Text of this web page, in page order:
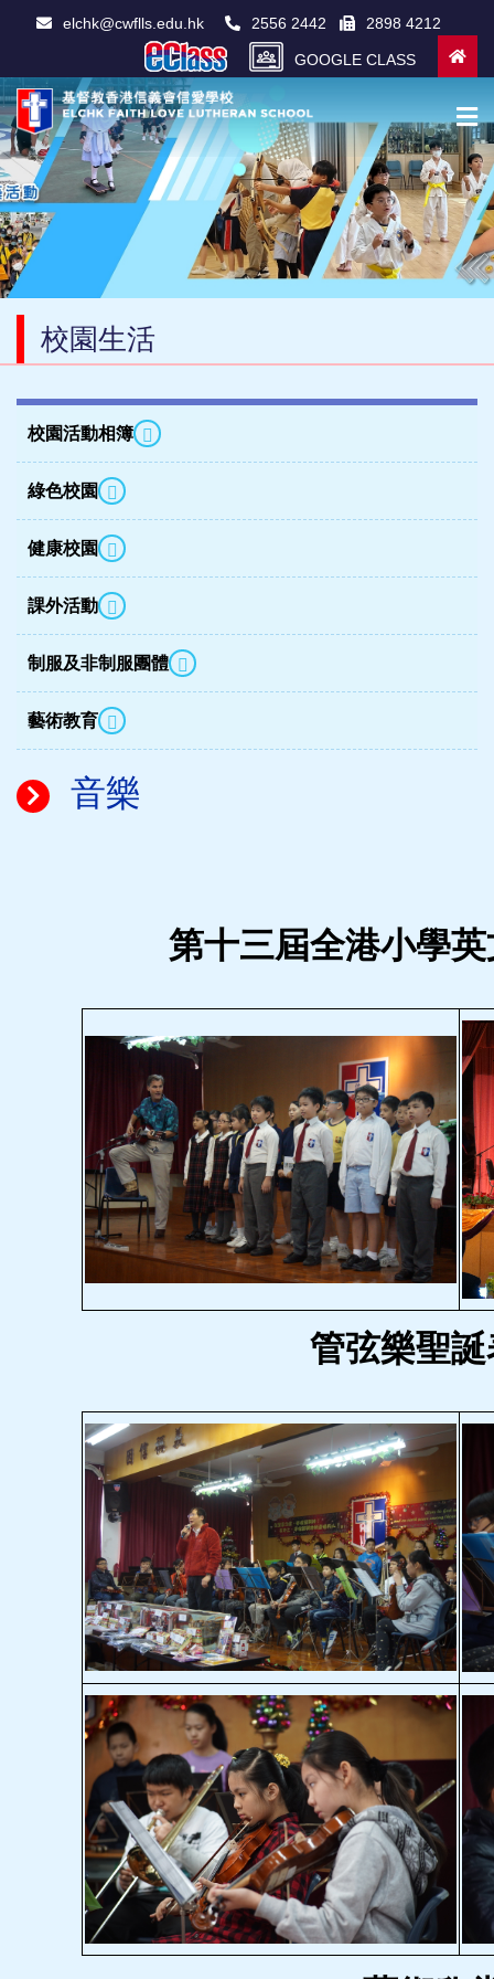
elchk@cwflls.edu.hk 2556 2442 2898 4212
GOOGLE CLASS
校園生活
校園活動相簿
綠色校園
健康校園
課外活動
制服及非制服團體
藝術教育
音樂
第十三屆全港小學
管弦樂聖